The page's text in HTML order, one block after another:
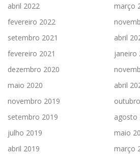
abril 2022
março
fevereiro 2022
setembro 2021
abril
fevereiro 2021
janeiro
dezembro 2020
maio 2020
abril
novembro 2019
setembro 2019
agosto
julho 2019
maio
abril 2019
março